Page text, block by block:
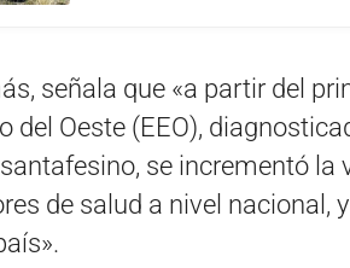
señala que «a partir del
del Oeste (EEO),
se incrementó la
de salud a nivel nacional,